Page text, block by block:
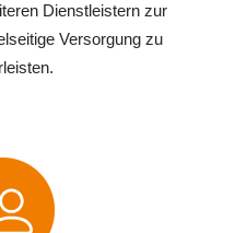
Dienstleistern zur
Versorgung zu